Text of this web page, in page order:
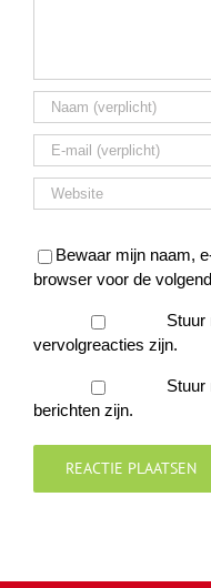
Bewaar mijn naam,
browser voor de
Stuur
vervolgreacties zijn.
Stuur
berichten zijn.